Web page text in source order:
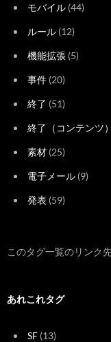
モバイル (44)
ルール (12)
機能拡張 (5)
事件 (20)
終了 (51)
終了（コンテンツ）
素材 (25)
電子メール (9)
発表 (59)
このタグ一覧のリンク
あれこれタグ
SF (13)